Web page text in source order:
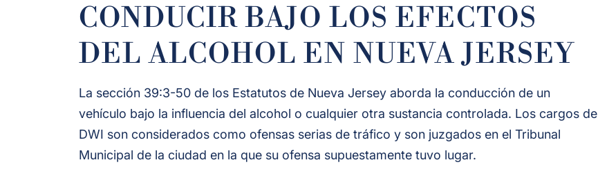
CONDUCIR BAJO LOS EFECTOS
DEL ALCOHOL EN NUEVA JERSEY
La sección 39:3-50 de los Estatutos de Nueva Jersey aborda la conducción de un
vehículo bajo la influencia del alcohol o cualquier otra sustancia controlada. Los cargos de
DWI son considerados como ofensas serias de tráfico y son juzgados en el Tribunal
Municipal de la ciudad en la que su ofensa supuestamente tuvo lugar.